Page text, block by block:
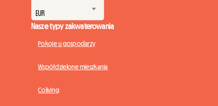
Nasze typy zakwaterowania
Pokoje u gospodarzy
Współdzielone mieszkania
Coliving